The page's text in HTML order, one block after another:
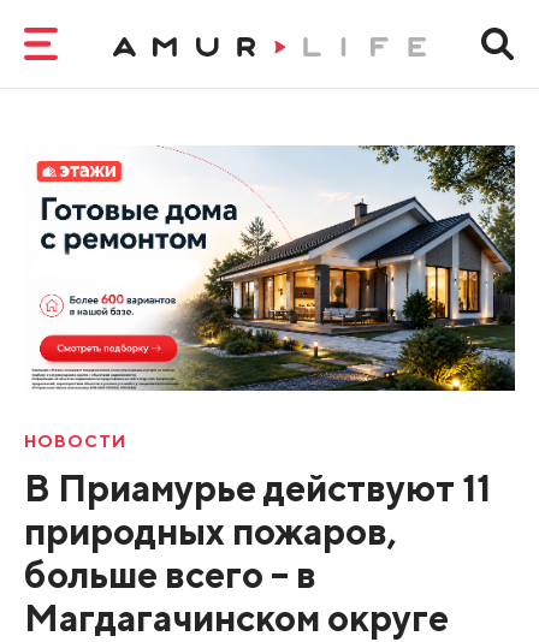
НОВОСТИ
В Приамурье действуют 11
природных пожаров,
больше всего – в
Магдагачинском округе